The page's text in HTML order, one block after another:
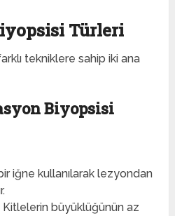
Türleri
tekniklere sahip iki ana
Biyopsisi
iğne kullanılarak lezyondan
Kitlelerin büyüklüğünün az